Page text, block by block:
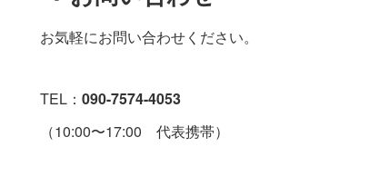
お気軽にお問い合わせください。
TEL： 090-7574-4053
（10:00〜17:00 代表携帯）